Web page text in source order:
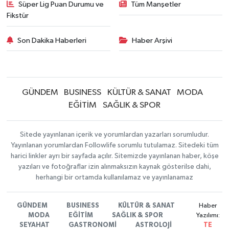
Süper Lig Puan Durumu ve
Fikstür
Tüm Manşetler
Son Dakika Haberleri Haber Arşivi
GÜNDEM BUSINESS KÜLTÜR & SANAT
MODA
EĞİTİM
SAĞLIK & SPOR
Sitede yayınlanan içerik ve yorumlardan yazarları sorumludur.
Yayınlanan yorumlardan Followlife sorumlu tutulamaz. Sitedeki tüm
harici linkler ayrı bir sayfada açılır. Sitemizde yayınlanan haber, köşe
yazıları ve fotoğraflar izin alınmaksızın kaynak gösterilse dahi,
herhangi bir ortamda kullanılamaz ve yayınlanamaz
GÜNDEM BUSINESS
KÜLTÜR & SANAT
MODA
EĞİTİM
SAĞLIK & SPOR
SEYAHAT
GASTRONOMİ ASTROLOJİ
Haber
Yazılımı:
TE